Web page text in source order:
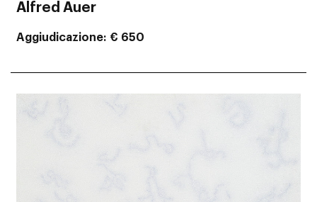
Alfred Auer
Aggiudicazione € 650